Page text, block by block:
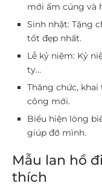
mới ấm cúng và
Sinh nhật: Tặng
tốt đẹp nhất.
Lễ kỷ niệm: Kỷ
ty…
Thăng chức,
công mới.
Biểu hiện lòng
giúp đỡ mình.
Mẫu lan hồ
thích